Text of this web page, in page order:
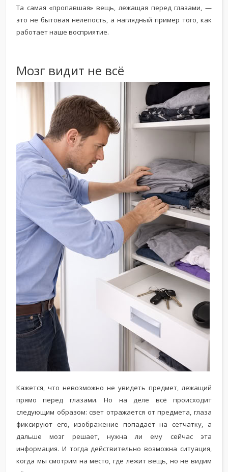
Та самая «пропавшая» вещь, лежащая перед глазами, —
это не бытовая нелепость, а наглядный пример того, как
работает наше восприятие.
Мозг видит не всё
Кажется, что невозможно не увидеть предмет, лежащий
прямо перед глазами. Но на деле всё происходит
следующим образом: свет отражается от предмета, глаза
фиксируют его, изображение попадает на сетчатку, а
дальше мозг решает, нужна ли ему сейчас эта
информация. И тогда действительно возможна ситуация,
когда мы смотрим на место, где лежит вещь, но не видим